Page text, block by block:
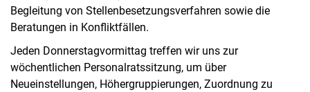
Begleitung von Stellenbesetzungsverfahren sowie die
Beratungen in Konfliktfällen.
Jeden Donnerstagvormittag treffen wir uns zur
wöchentlichen Personalratssitzung, um über
Neueinstellungen, Höhergruppierungen, Zuordnung zu